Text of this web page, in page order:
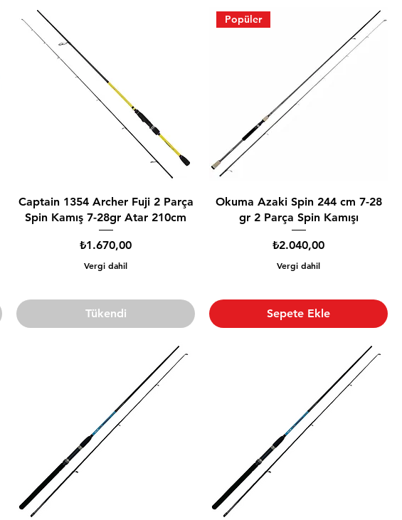
Captain 1354 Archer Fuji 2 Parça
Spin Kamış 7-28gr Atar 210cm
Fiyat
₺1.670,00
Vergi dahil
Tükendi
Popüler
Okuma Azaki Spin 244 cm 7-28
gr 2 Parça Spin Kamışı
Fiyat
₺2.040,00
Vergi dahil
Sepete Ekle